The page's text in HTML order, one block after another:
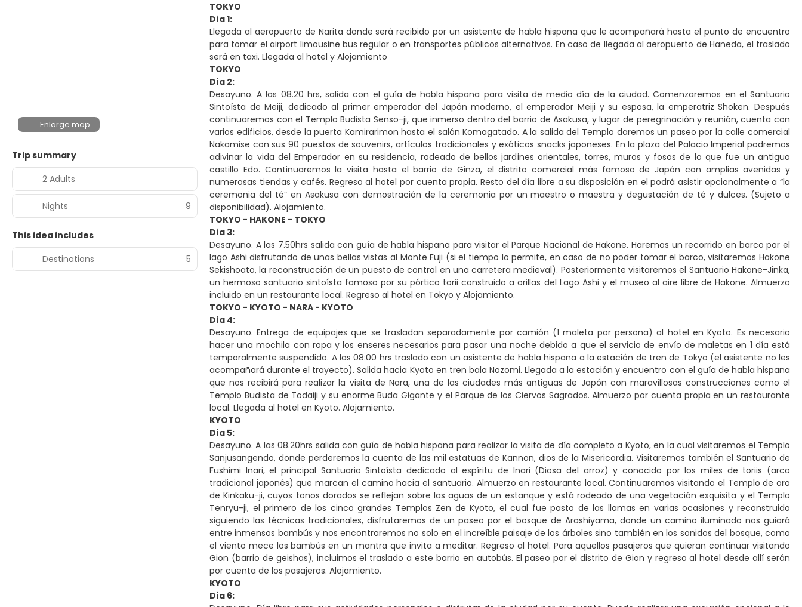
Enlarge map
Trip summary
2 Adults
Nights 9
This idea includes
Destinations
5
TOKYO
Día 1:
Llegada al aeropuerto de Narita donde será recibido por un asistente de habla hispana que le acompañará hasta el punto de encuentro
para tomar el airport limousine bus regular o en transportes públicos alternativos. En caso de llegada al aeropuerto de Haneda, el traslado
será en taxi. Llegada al hotel y Alojamiento
TOKYO
Día 2:
Desayuno. A las 08.20 hrs, salida con el guía de habla hispana para visita de medio día de la ciudad. Comenzaremos en el Santuario
Sintoísta de Meiji, dedicado al primer emperador del Japón moderno, el emperador Meiji y su esposa, la emperatriz Shoken. Después
continuaremos con el Templo Budista Senso-ji, que inmerso dentro del barrio de Asakusa, y lugar de peregrinación y reunión, cuenta con
varios edificios, desde la puerta Kamirarimon hasta el salón Komagatado. A la salida del Templo daremos un paseo por la calle comercial
Nakamise con sus 90 puestos de souvenirs, artículos tradicionales y exóticos snacks japoneses. En la plaza del Palacio Imperial podremos
adivinar la vida del Emperador en su residencia, rodeado de bellos jardines orientales, torres, muros y fosos de lo que fue un antiguo
castillo Edo. Continuaremos la visita hasta el barrio de Ginza, el distrito comercial más famoso de Japón con amplias avenidas y
numerosas tiendas y cafés. Regreso al hotel por cuenta propia. Resto del día libre a su disposición en el podrá asistir opcionalmente a “la
ceremonia del té” en Asakusa con demostración de la ceremonia por un maestro o maestra y degustación de té y dulces. (Sujeto a
disponibilidad). Alojamiento.
TOKYO - HAKONE - TOKYO
Día 3:
Desayuno. A las 7.50hrs salida con guía de habla hispana para visitar el Parque Nacional de Hakone. Haremos un recorrido en barco por el
lago Ashi disfrutando de unas bellas vistas al Monte Fuji (si el tiempo lo permite, en caso de no poder tomar el barco, visitaremos Hakone
Sekishoato, la reconstrucción de un puesto de control en una carretera medieval). Posteriormente visitaremos el Santuario Hakone-Jinka,
un hermoso santuario sintoísta famoso por su pórtico torii construido a orillas del Lago Ashi y el museo al aire libre de Hakone. Almuerzo
incluido en un restaurante local. Regreso al hotel en Tokyo y Alojamiento.
TOKYO - KYOTO - NARA - KYOTO
Día 4:
Desayuno. Entrega de equipajes que se trasladan separadamente por camión (1 maleta por persona) al hotel en Kyoto. Es necesario
hacer una mochila con ropa y los enseres necesarios para pasar una noche debido a que el servicio de envío de maletas en 1 día está
temporalmente suspendido. A las 08:00 hrs traslado con un asistente de habla hispana a la estación de tren de Tokyo (el asistente no les
acompañará durante el trayecto). Salida hacia Kyoto en tren bala Nozomi. Llegada a la estación y encuentro con el guía de habla hispana
que nos recibirá para realizar la visita de Nara, una de las ciudades más antiguas de Japón con maravillosas construcciones como el
Templo Budista de Todaiji y su enorme Buda Gigante y el Parque de los Ciervos Sagrados. Almuerzo por cuenta propia en un restaurante
local. Llegada al hotel en Kyoto. Alojamiento.
KYOTO
Día 5:
Desayuno. A las 08.20hrs salida con guía de habla hispana para realizar la visita de día completo a Kyoto, en la cual visitaremos el Templo
Sanjusangendo, donde perderemos la cuenta de las mil estatuas de Kannon, dios de la Misericordia. Visitaremos también el Santuario de
Fushimi Inari, el principal Santuario Sintoísta dedicado al espíritu de Inari (Diosa del arroz) y conocido por los miles de toriis (arco
tradicional japonés) que marcan el camino hacia el santuario. Almuerzo en restaurante local. Continuaremos visitando el Templo de oro
de Kinkaku-ji, cuyos tonos dorados se reflejan sobre las aguas de un estanque y está rodeado de una vegetación exquisita y el Templo
Tenryu-ji, el primero de los cinco grandes Templos Zen de Kyoto, el cual fue pasto de las llamas en varias ocasiones y reconstruido
siguiendo las técnicas tradicionales, disfrutaremos de un paseo por el bosque de Arashiyama, donde un camino iluminado nos guiará
entre inmensos bambús y nos encontraremos no solo en el increíble paisaje de los árboles sino también en los sonidos del bosque, como
el viento mece los bambús en un mantra que invita a meditar. Regreso al hotel. Para aquellos pasajeros que quieran continuar visitando
Gion (barrio de geishas), incluimos el traslado a este barrio en autobús. El paseo por el distrito de Gion y regreso al hotel desde allí serán
por cuenta de los pasajeros. Alojamiento.
KYOTO
Día 6: